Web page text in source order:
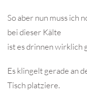
So aber nun muss ich
bei dieser Kälte
ist es drinnen wirklich
Es klingelt gerade an
Tisch platziere.